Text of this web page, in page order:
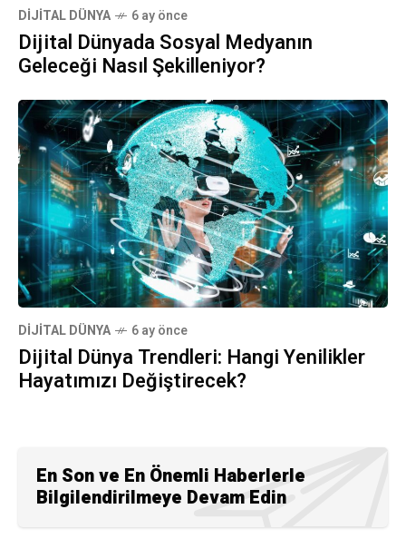
DIJITAL DÜNYA 6 ay önce
Dijital Dünyada Sosyal Medyanın
Geleceği Nasıl Şekilleniyor?
DIJITAL DÜNYA 6 ay önce
Dijital Dünya Trendleri: Hangi Yenilikler
Hayatımızı Değiştirecek?
En Son ve En Önemli Haberlerle
Bilgilendirilmeye Devam Edin